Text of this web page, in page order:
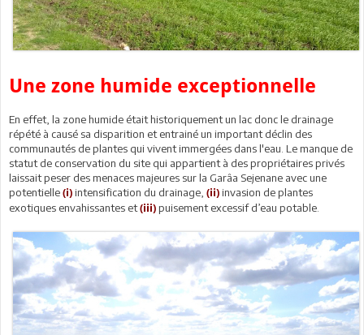
Une zone humide exceptionnelle
En effet, la zone humide était historiquement un lac donc le drainage
répété à causé sa disparition et entrainé un important déclin des
communautés de plantes qui vivent immergées dans l'eau. Le manque de
statut de conservation du site qui appartient à des propriétaires privés
laissait peser des menaces majeures sur la Garâa Sejenane avec une
potentielle (i) intensification du drainage, (ii) invasion de plantes
exotiques envahissantes et(iii) puisement excessif d’eau potable.